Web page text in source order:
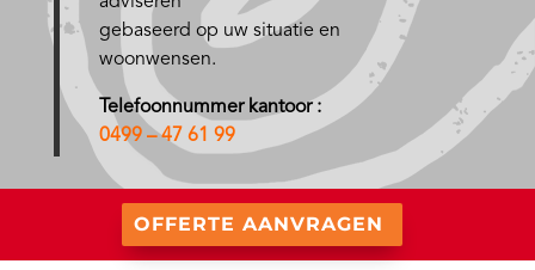
gebaseerd op uw situatie en
woonwensen.
Telefoonnummer kantoor :
0499 – 47 61 99
OFFERTE AANVRAGEN